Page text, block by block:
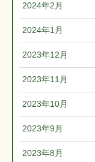
2024年2月
2024年1月
2023年12月
2023年11月
2023年10月
2023年9月
2023年8月